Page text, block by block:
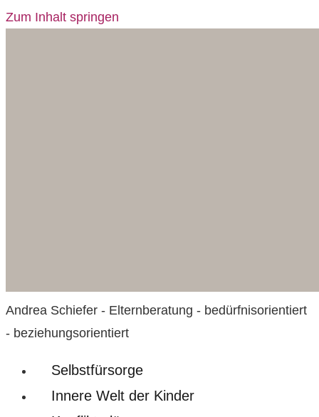
Zum Inhalt springen
Andrea Schiefer - Elternberatung - bedürfnisorientiert
- beziehungsorientiert
Selbstfürsorge
Innere Welt der Kinder